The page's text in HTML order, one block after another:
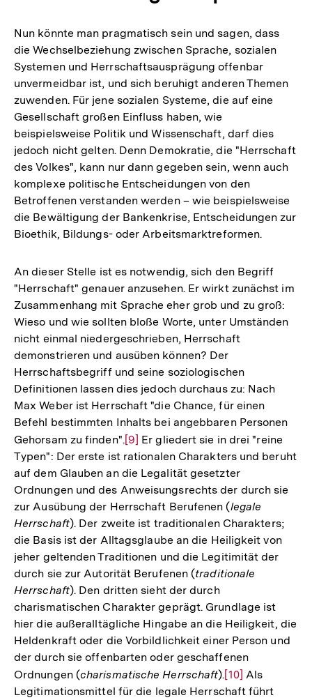
Nun könnte man pragmatisch sein und sagen, dass
die Wechselbeziehung zwischen Sprache, sozialen
Systemen und Herrschaftsausprägung offenbar
unvermeidbar ist, und sich beruhigt anderen Themen
zuwenden. Für jene sozialen Systeme, die auf eine
Gesellschaft großen Einfluss haben, wie
beispielsweise Politik und Wissenschaft, darf dies
jedoch nicht gelten. Denn Demokratie, die "Herrschaft
des Volkes", kann nur dann gegeben sein, wenn auch
komplexe politische Entscheidungen von den
Betroffenen verstanden werden – wie beispielsweise
die Bewältigung der Bankenkrise, Entscheidungen zur
Bioethik, Bildungs- oder Arbeitsmarktreformen.
An dieser Stelle ist es notwendig, sich den Begriff
"Herrschaft" genauer anzusehen. Er wirkt zunächst im
Zusammenhang mit Sprache eher grob und zu groß:
Wieso und wie sollten bloße Worte, unter Umständen
nicht einmal niedergeschrieben, Herrschaft
demonstrieren und ausüben können? Der
Herrschaftsbegriff und seine soziologischen
Definitionen lassen dies jedoch durchaus zu: Nach
Max Weber ist Herrschaft "die Chance, für einen
Befehl bestimmten Inhalts bei angebbaren Personen
Gehorsam zu finden".Zur
Auflösung
der
Fußnote
[9] Er gliedert sie in drei "reine
Typen": Der erste ist rationalen Charakters und beruht
auf dem Glauben an die Legalität gesetzter
Ordnungen und des Anweisungsrechts der durch sie
zur Ausübung der Herrschaft Berufenen (legale
Herrschaft). Der zweite ist traditionalen Charakters;
die Basis ist der Alltagsglaube an die Heiligkeit von
jeher geltenden Traditionen und die Legitimität der
durch sie zur Autorität Berufenen (traditionale
Herrschaft). Den dritten sieht der durch
charismatischen Charakter geprägt. Grundlage ist
hier die außeralltägliche Hingabe an die Heiligkeit, die
Heldenkraft oder die Vorbildlichkeit einer Person und
der durch sie offenbarten oder geschaffenen
Ordnungen (charismatische Herrschaft).Zur
Auflösung
[10] Als
Legitimationsmittel für die legale Herrschaft führt